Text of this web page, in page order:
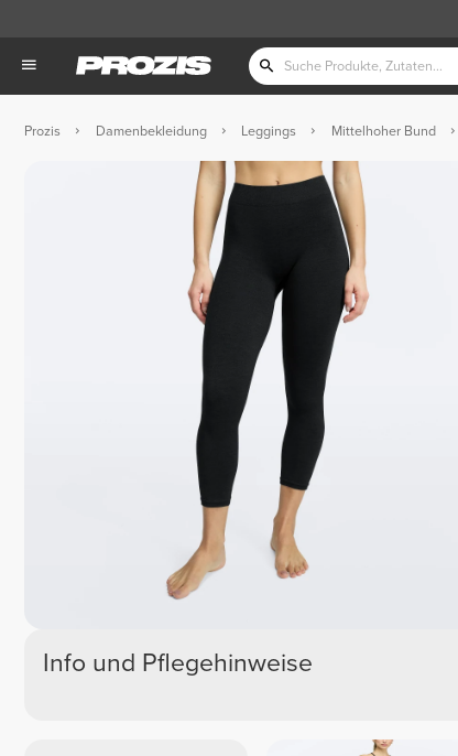
Prozis Damenbekleidung Leggings Mittelhoher Bund
Info und Pflegehinweise